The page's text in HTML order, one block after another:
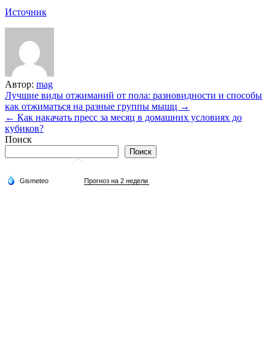
Источник
Автор: mag
Навигация
по
записям
Лучшие виды отжиманий от пола: разновидности и способы
как отжиматься на разные группы мышц →
← Как накачать пресс за месяц в домашних условиях до
кубиков?
Поиск
Поиск